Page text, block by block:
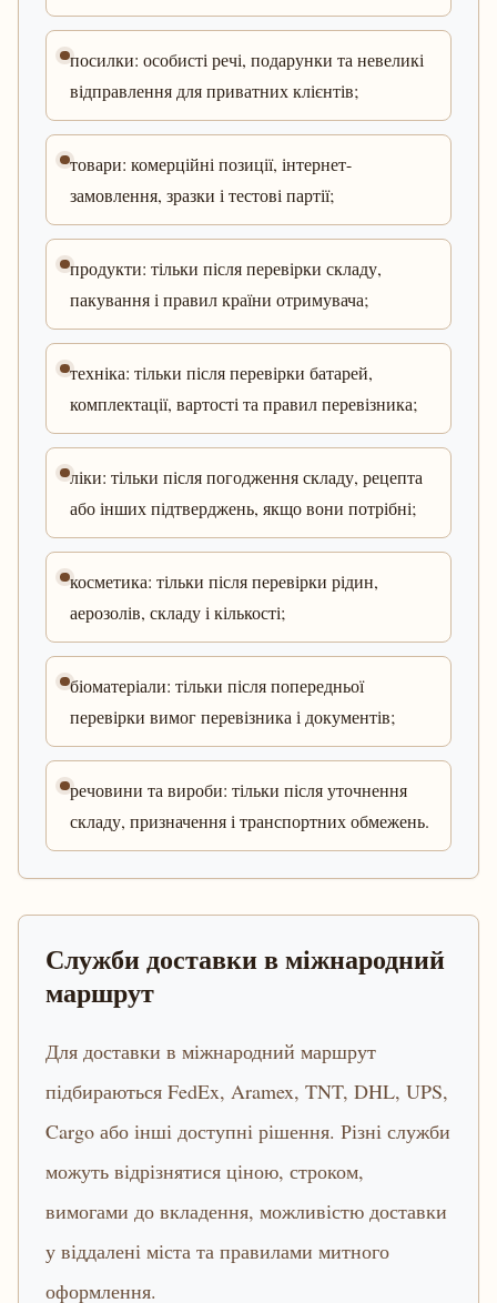
посилки: особисті речі, подарунки та невеликі
відправлення для приватних клієнтів;
товари: комерційні позиції, інтернет-
замовлення, зразки і тестові партії;
продукти: тільки після перевірки складу,
пакування і правил країни отримувача;
техніка: тільки після перевірки батарей,
комплектації, вартості та правил перевізника;
ліки: тільки після погодження складу, рецепта
або інших підтверджень, якщо вони потрібні;
косметика: тільки після перевірки рідин,
аерозолів, складу і кількості;
біоматеріали: тільки після попередньої
перевірки вимог перевізника і документів;
речовини та вироби: тільки після уточнення
складу, призначення і транспортних обмежень.
Служби доставки в міжнародний
маршрут
Для доставки в міжнародний маршрут
підбираються FedEx, Aramex, TNT, DHL, UPS,
Cargo або інші доступні рішення. Різні служби
можуть відрізнятися ціною, строком,
вимогами до вкладення, можливістю доставки
у віддалені міста та правилами митного
оформлення.